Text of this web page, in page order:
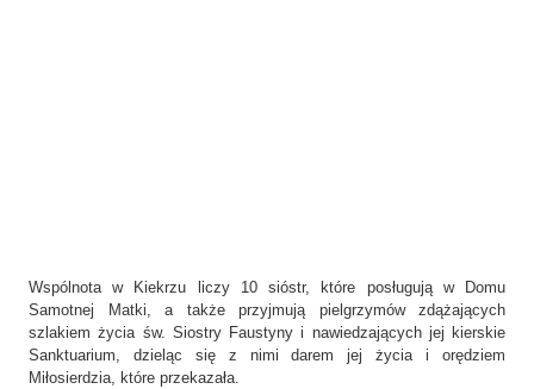
Wspólnota w Kiekrzu liczy 10 sióstr, które posługują w Domu
Samotnej Matki, a także przyjmują pielgrzymów zdążających
szlakiem życia św. Siostry Faustyny i nawiedzających jej kierskie
Sanktuarium, dzieląc się z nimi darem jej życia i orędziem
Miłosierdzia, które przekazała.